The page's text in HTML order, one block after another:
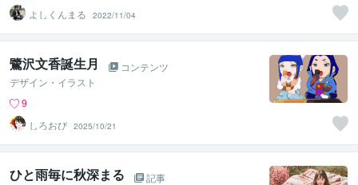
よしくんまる
2022/11/04
鷺沢文香誕生月
コンテンツ
デザイン・イラスト
9
しろおび 2025/10/21
ひと雨毎に秋深まる
記事